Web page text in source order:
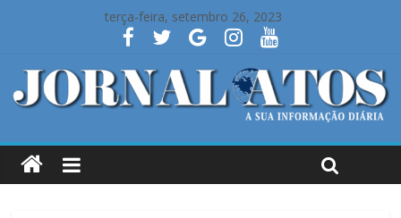
terça-feira, setembro 26, 2023